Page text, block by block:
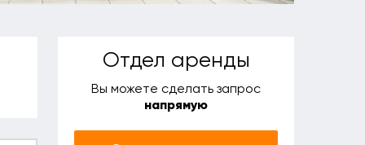
Отдел аренды
Вы можете сделать запрос
напрямую